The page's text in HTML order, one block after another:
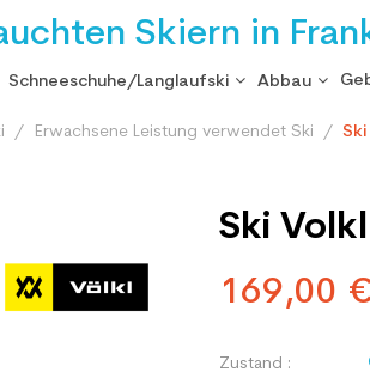
Skiern in
Schneeschuhe/Langlaufski Abbau
Erwachsene Leistung verwendet Ski
Ski
169,00
Zustand :